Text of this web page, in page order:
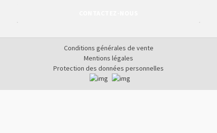
Conditions générales de vente
Mentions légales
Protection des données personnelles